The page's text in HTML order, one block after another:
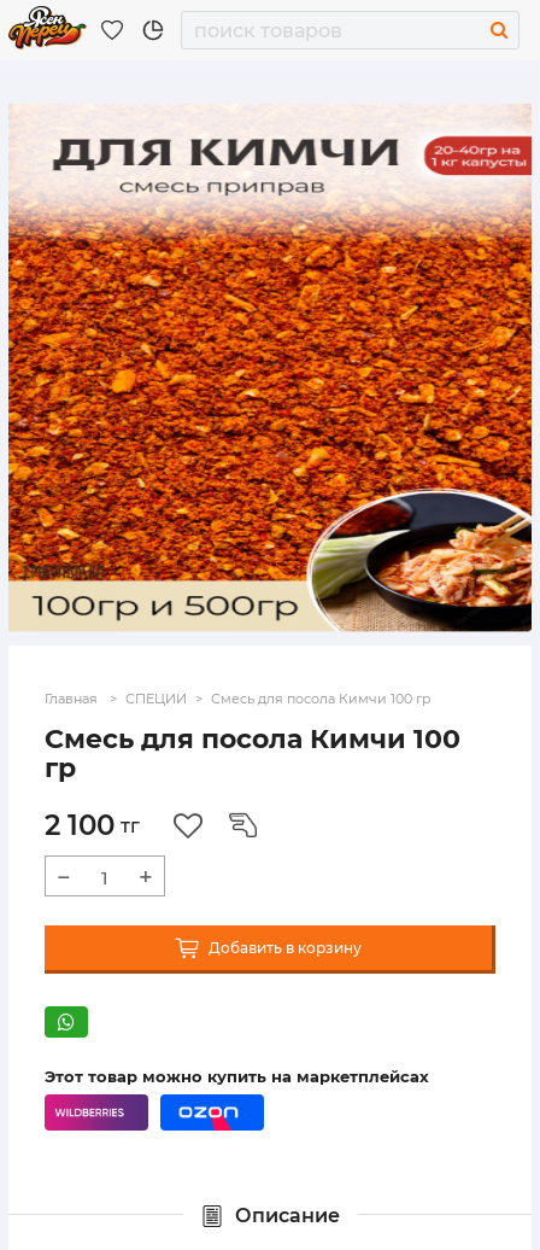
Главная СПЕЦИИ Смесь для посола Кимчи 100 гр
Смесь для посола Кимчи 100
гр
2 100 тг
− +
Добавить в корзину
Этот товар можно купить на маркетплейсах
Описание